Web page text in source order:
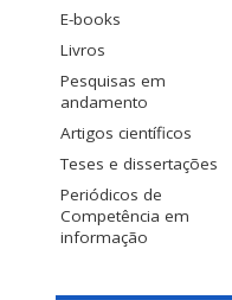
E-books
Livros
Pesquisas em
andamento
Artigos científicos
Teses e dissertações
Periódicos de
Competência em
informação